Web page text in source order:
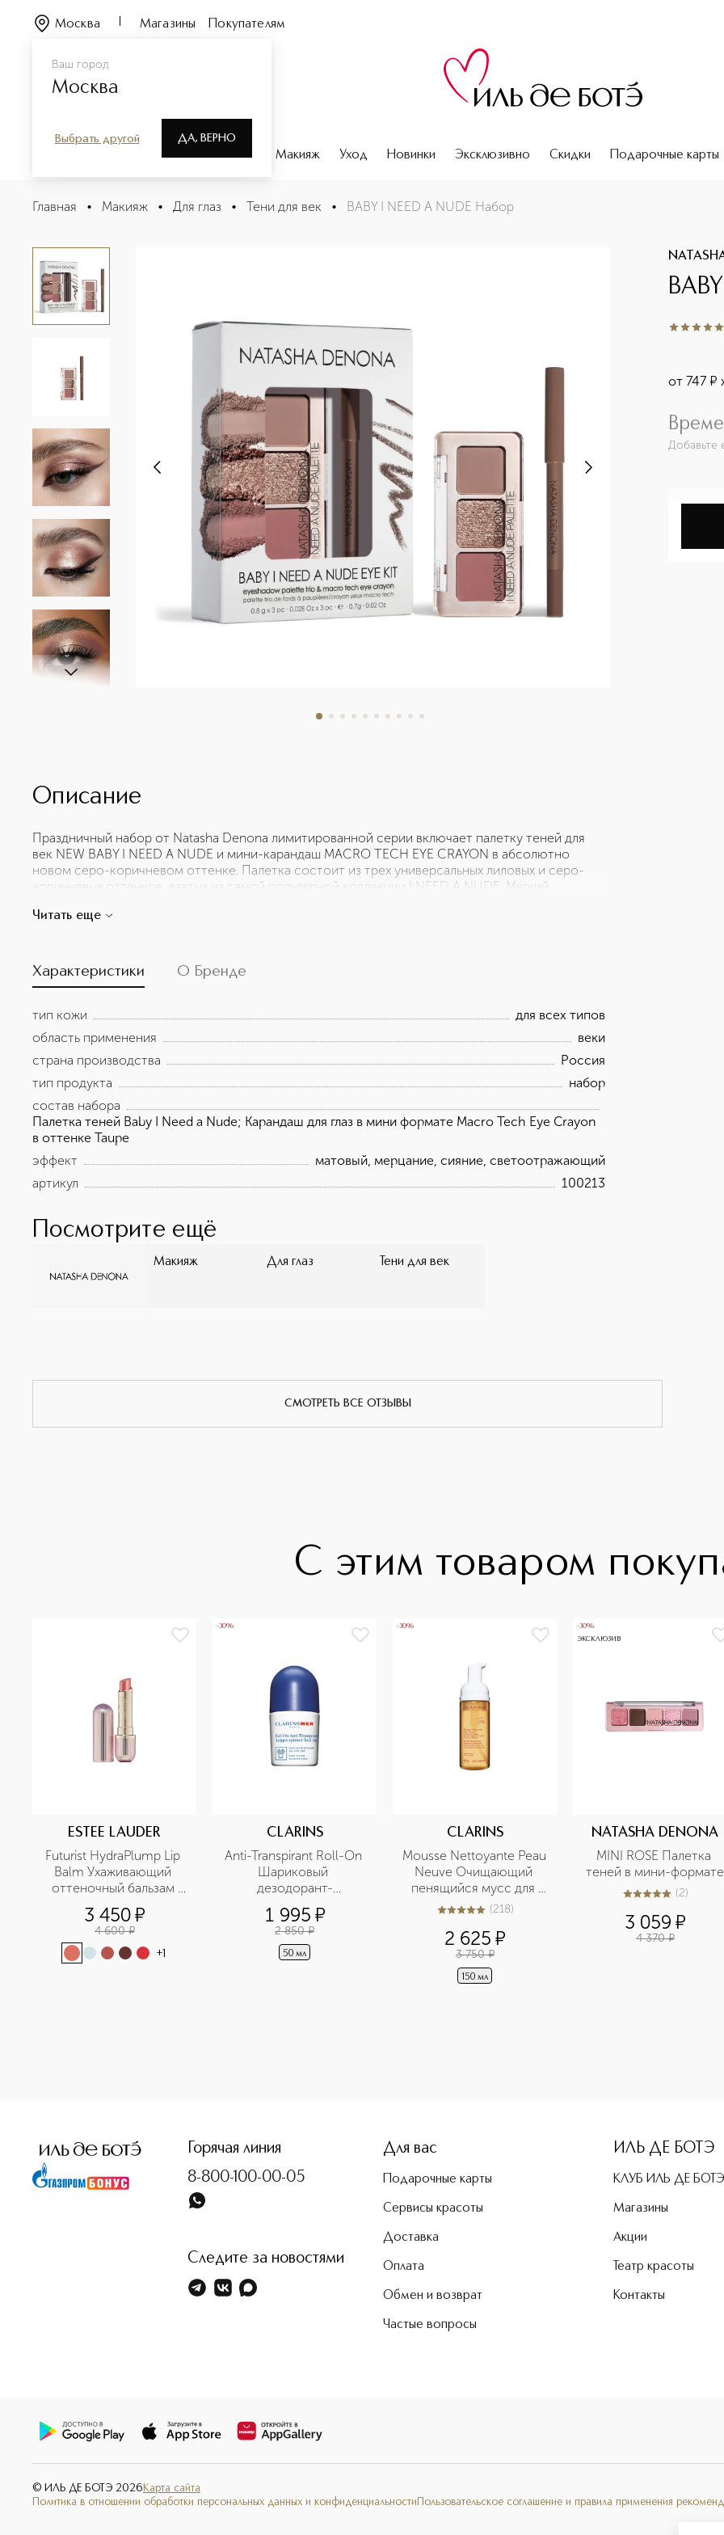
Ваш город
Москва
Выбрать другой ДА, ВЕРНО
Москва Магазины Покупателям
Парфюмерия Макияж Уход Новинки Эксклюзивно Скидки Подарочные карты
BABY I NEED A NUDE Набор
Описание
Главная • Макияж • Для глаз • Тени для век • BABY I NEED A NUDE Набор
4.8из 54
от747 ¤
Добавьте
Описание
Праздничный набор от Natasha Denona лимитированной серии включает палетку теней для
век NEW BABY I NEED A NUDE и мини-карандаш MACRO TECH EYE CRAYON в абсолютно
новом серо-коричневом оттенке. Палетка состоит из трех универсальных лиловых и серо-
коричневых оттенков, взятых из самой популярной коллекции I NEED A NUDE. Мягкий
создать полноценный макияж глаз. Он обеспечивает насыщенный цвет, который держится до
Читать еще
Характеристики О Бренде
тип кожи
для всех типов
область применения
веки
страна производства
Россия
тип продукта
набор
состав набора
Палетка теней Baby I Need a Nude; Карандаш для глаз в мини формате Macro Tech Eye Crayon
в оттенке Taupe
эффект
матовый, мерцание, сияние, светоотражающий
артикул
100213
Посмотрите ещё
Макияж Для глаз Тени для век
СМОТРЕТЬ ВСЕ ОТЗЫВЫ
С этим товаром
ESTEE LAUDER
Futurist HydraPlump Lip
Balm Ухаживающий
оттеночный бальзам
для губ
3 450¤
4 600 ¤
+1
-30%
CLARINS
Anti-Transpirant Roll-On
Шариковый
дезодорант-
антиперспирант для
мужчин
1 995 ¤
2 850 ¤
50 мл
-30%
CLARINS
Mousse Nettoyante Peau
Neuve Очищающий
пенящийся мусс для
любого типа кожи
5из 5218 (218)
2 625 ¤
3 750 ¤
150 мл
-30%
ЭКСКЛЮЗИВ
NATASHA DENONA
MINI ROSE Палетка
теней в мини-формате
5из 52 (2)
3 059 ¤
4 370 ¤
Горячая линия
8-800-100-00-05
Следите за новостями
Для вас
Подарочные карты
Сервисы красоты
Доставка
Оплата
Обмен и возврат
Частые вопросы
ИЛЬ ДЕ БОТЭ
КЛУБ ИЛЬ ДЕ БОТЭ
Магазины
Акции
Театр красоты
Контакты
© ИЛЬ ДЕ БОТЭ 2026 Карта сайта
Политика в отношении обработки персональных данных и конфиденциальности Пользовательское соглашение и правила применения